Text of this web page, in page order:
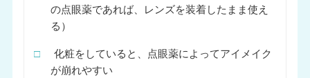
の点眼薬であれば、レンズを装着したまま使え
る）
□
化粧をしていると、点眼薬によってアイメイク
が崩れやすい